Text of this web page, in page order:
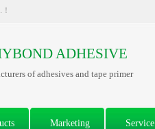
ADHESIVE
of adhesives and tape primer
Marketing Service